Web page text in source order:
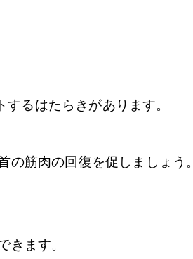
るはたらきがあります。
筋肉の回復を促しましょう。
きます。